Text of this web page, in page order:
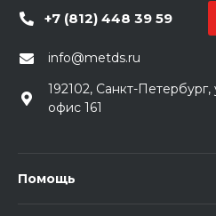
+7 (812) 448 39 59
info@metds.ru
192102, Санкт-Петербург,
офис 161
Помощь